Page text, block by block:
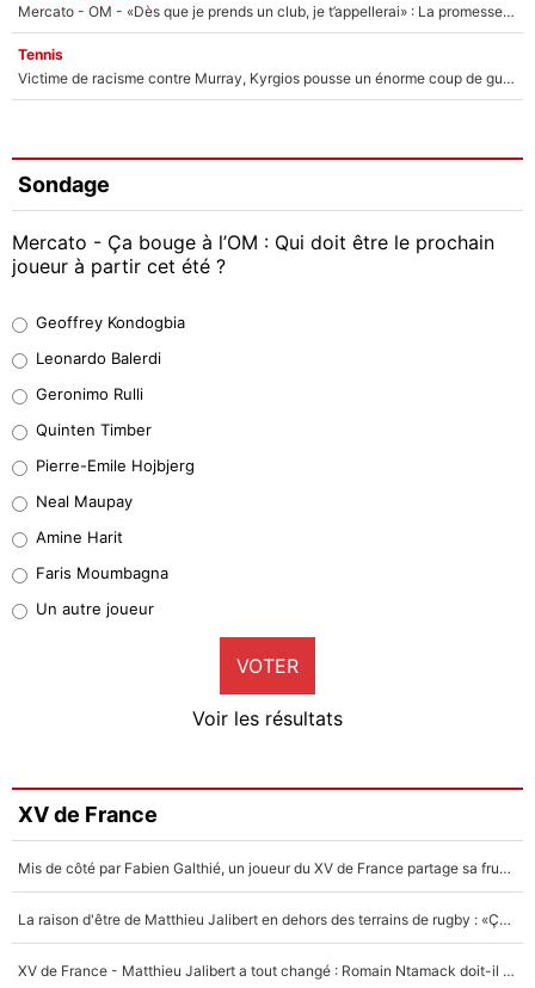
Mercato - OM - «Dès que je prends un club, je t’appellerai» : La promesse de Marcelino au moment de claquer la porte
Tennis
Victime de racisme contre Murray, Kyrgios pousse un énorme coup de gueule !
Sondage
Mercato - Ça bouge à l’OM : Qui doit être le prochain
joueur à partir cet été ?
38%
32%
5%
1%
9%
Faris Moumbagna
4%
Un autre joueur
5%
Geoffrey Kondogbia
Leonardo Balerdi
Geronimo Rulli
Quinten Timber
Pierre-Emile Hojbjerg
Neal Maupay
Amine Harit
Faris Moumbagna
Un autre joueur
VOTER
Voir les résultats
XV de France
Mis de côté par Fabien Galthié, un joueur du XV de France partage sa frustration : «ils ne me l’ont pas dit tout de suite»
La raison d'être de Matthieu Jalibert en dehors des terrains de rugby : «Ça m'atteint autant que si tu touches à un membre de ma famille»
XV de France - Matthieu Jalibert a tout changé : Romain Ntamack doit-il s’inquiéter pour sa place à un an de la Coupe du monde ?